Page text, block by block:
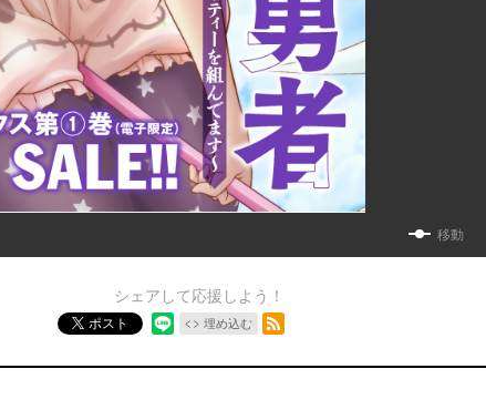
移動
シェアして応援しよう！
ポスト 埋め込む